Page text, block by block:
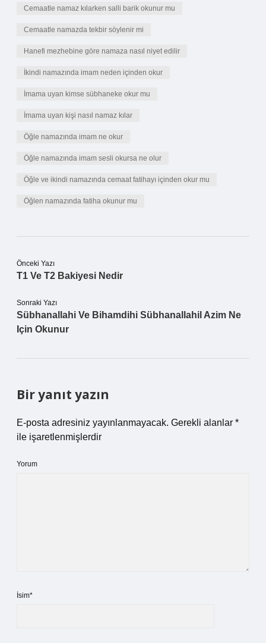
Cemaatle namaz kılarken salli barik okunur mu
Cemaatle namazda tekbir söylenir mi
Hanefi mezhebine göre namaza nasıl niyet edilir
İkindi namazında imam neden içinden okur
İmama uyan kimse sübhaneke okur mu
İmama uyan kişi nasıl namaz kılar
Öğle namazında imam ne okur
Öğle namazında imam sesli okursa ne olur
Öğle ve ikindi namazında cemaat fatihayı içinden okur mu
Öğlen namazında fatiha okunur mu
Önceki Yazı
T1 Ve T2 Bakiyesi Nedir
Sonraki Yazı
Sübhanallahi Ve Bihamdihi Sübhanallahil Azim Ne
Için Okunur
Bir yanıt yazın
E-posta adresiniz yayınlanmayacak. Gerekli alanlar *
ile işaretlenmişlerdir
Yorum
İsim*